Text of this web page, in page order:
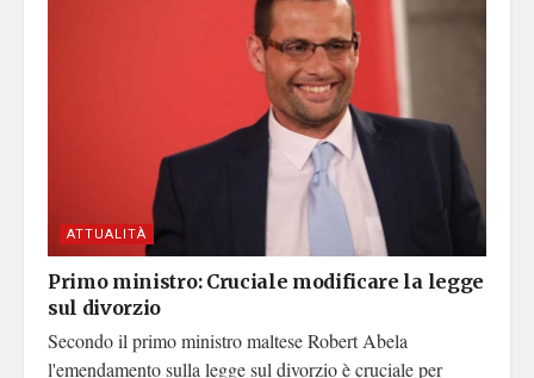
ATTUALITÀ
Primo ministro: Cruciale modificare la legge
sul divorzio
Secondo il primo ministro maltese Robert Abela
l'emendamento sulla legge sul divorzio è cruciale per